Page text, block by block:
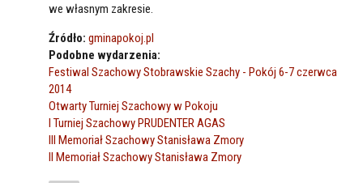
we własnym zakresie.
Źródło: gminapokoj.pl
Podobne wydarzenia:
Festiwal Szachowy Stobrawskie Szachy - Pokój 6-7 czerwca
2014
Otwarty Turniej Szachowy w Pokoju
I Turniej Szachowy PRUDENTER AGAS
III Memoriał Szachowy Stanisława Zmory
II Memoriał Szachowy Stanisława Zmory